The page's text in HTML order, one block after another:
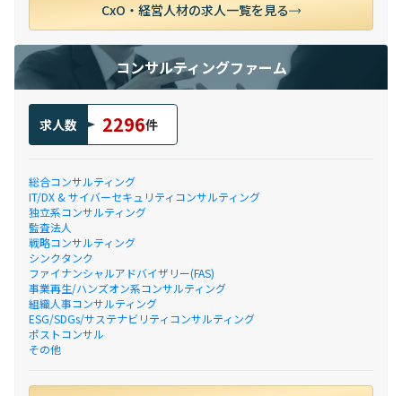
CxO・経営人材の求人一覧を見る
コンサルティングファーム
求人数 2296件
総合コンサルティング
IT/DX & サイバーセキュリティコンサルティング
独立系コンサルティング
監査法人
戦略コンサルティング
シンクタンク
ファイナンシャルアドバイザリー(FAS)
事業再生/ハンズオン系コンサルティング
組織人事コンサルティング
ESG/SDGs/サステナビリティコンサルティング
ポストコンサル
その他